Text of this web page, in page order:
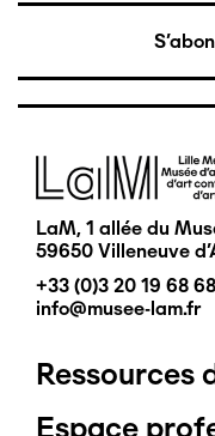
Image
LaM, 1 allée du
59650 Villeneuve
+33 (0)3 20 19 68 68
info@musee-lam.fr
Pied
Ressources
Espace